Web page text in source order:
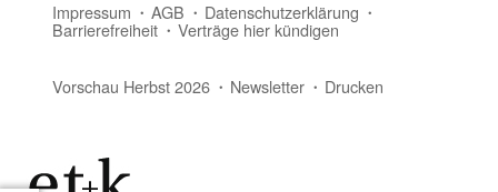
Impressum AGB Datenschutzerklärung
Barrierefreiheit Verträge hier kündigen
Vorschau Herbst 2026 Newsletter Drucken